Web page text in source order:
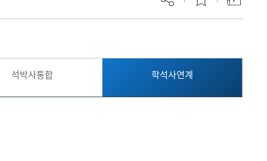
현재 페이지를 즐겨찾는 메뉴로
등록하시겠습니까?
메뉴추가
석박사통합 학석사연계